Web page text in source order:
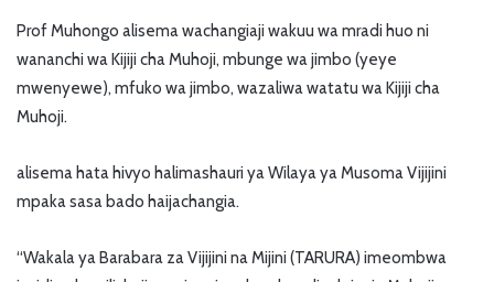
Prof Muhongo alisema wachangiaji wakuu wa mradi huo ni
wananchi wa Kijiji cha Muhoji, mbunge wa jimbo (yeye
mwenyewe), mfuko wa jimbo, wazaliwa watatu wa Kijiji cha
Muhoji.
alisema hata hivyo halimashauri ya Wilaya ya Musoma Vijijini
mpaka sasa bado haijachangia.
“Wakala ya Barabara za Vijijini na Mijini (TARURA) imeombwa